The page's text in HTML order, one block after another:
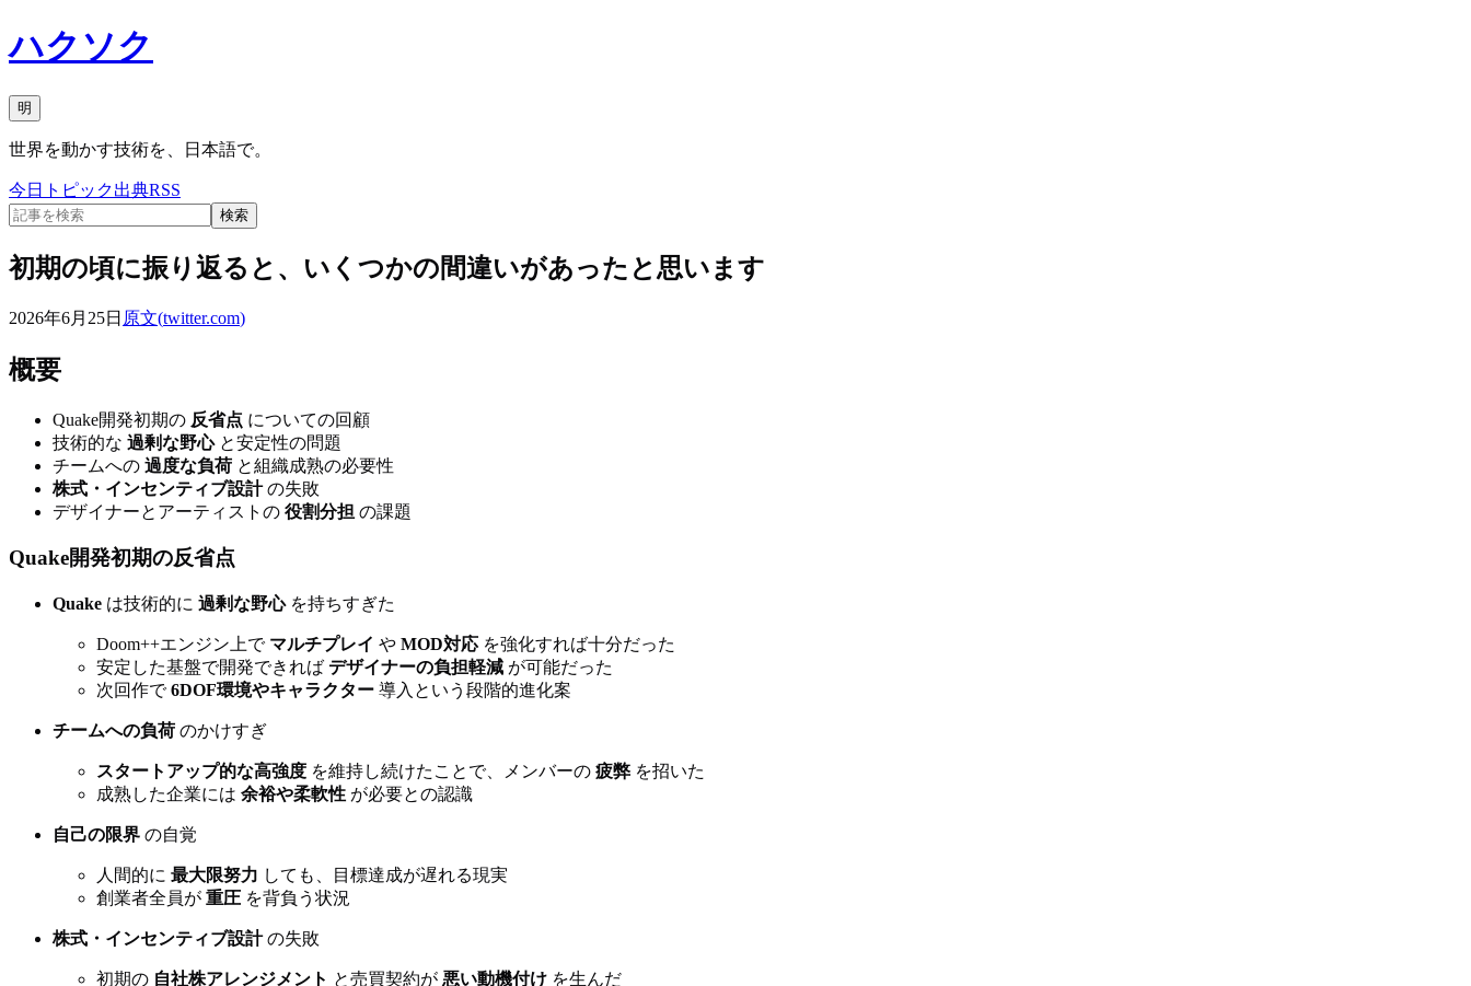
ハクソク
明
世界を動かす技術を、日本語で。
今日 トピック出典RSS
検索
初期の頃に振り返ると、いくつかの間違いがあったと思います
2026年6月25日 原文(twitter.com)
概要
Quake開発初期の 反省点 についての回顧
技術的な 過剰な野心と安定性の問題
チームへの 過度な負荷 と組織成熟の必要性
株式・インセンティブ設計の失敗
デザイナーとアーティストの 役割分担 の課題
Quake開発初期の反省点
Quake は技術的に 過剰な野心を持ちすぎた
Doom++エンジン上で マルチプレイ や MOD対応 を強化すれば十分だった
安定した基盤で開発できれば デザイナーの負担軽減 が可能だった
次回作で6DOF環境やキャラクター 導入という段階的進化案
チームへの負荷 のかけすぎ
スタートアップ的な高強度 を維持し続けたことで、メンバーの 疲弊 を招いた
成熟した企業には 余裕や柔軟性 が必要との認識
自己の限界 の自覚
人間的に 最大限努力 しても、目標達成が遅れる現実
創業者全員が 重圧 を背負う状況
株式・インセンティブ設計の失敗
初期の 自社株アレンジメント と売買契約が 悪い動機付け を生んだ